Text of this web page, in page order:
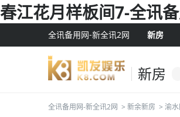
春江花月样板间7-全讯
全讯备用网-新全讯2网 新房
新房
全讯备用网-新全讯2网 > 新余新房 > 渝